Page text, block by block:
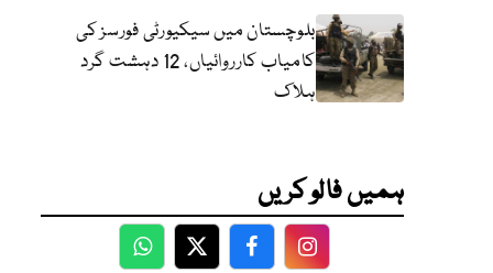
بلوچستان میں سیکیورٹی فورسز کی
کامیاب کارروائیاں، 12 دہشت گرد
ہلاک
ہمیں فالو کریں
WhatsApp
TwitterFacebookFacebook